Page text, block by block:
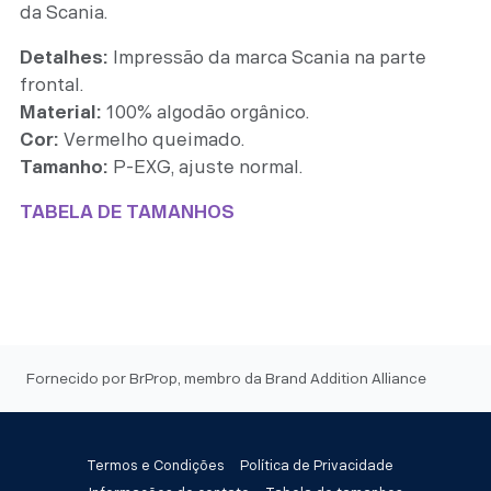
da Scania.
Detalhes: Impressão da marca Scania na parte
frontal.
Material: 100% algodão orgânico.
Cor: Vermelho queimado.
Tamanho: P-EXG, ajuste normal.
TABELA DE TAMANHOS
Fornecido por BrProp, membro da Brand Addition Alliance
Termos e Condições
Política de Privacidade